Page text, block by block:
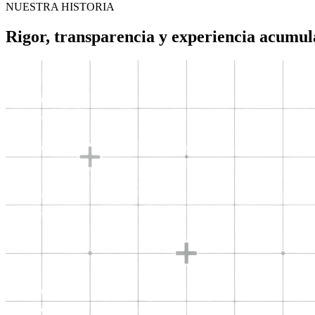
NUESTRA HISTORIA
Rigor, transparencia y experiencia